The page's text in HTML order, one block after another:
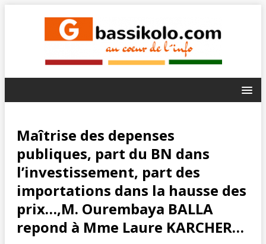
Maîtrise des depenses
publiques, part du BN dans
l’investissement, part des
importations dans la hausse des
prix…,M. Ourembaya BALLA
repond à Mme Laure KARCHER…